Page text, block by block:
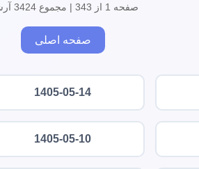
صفحه 1 از 343 | مجموع 3424 آرشیو
صفحه اصلی
1405-05-14
1405-05-10